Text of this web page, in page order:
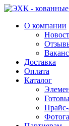
О компании
Доставка
Оплата
Каталог